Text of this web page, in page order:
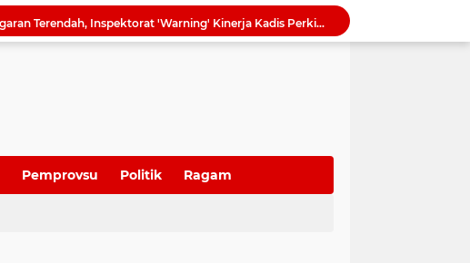
Ketua DPRD Sumut Ajak Warga Kibarkan Bendera Merah Putih Sambut HUT ke-81 Kemerdekaan RI
QRESTO Kemandirian Fiskal di Medan dan Deli Serdang, BI Sumut Dorong PAD Naik Tanpa Menaikkan Pajak
Pemprovsu Politik Ragam